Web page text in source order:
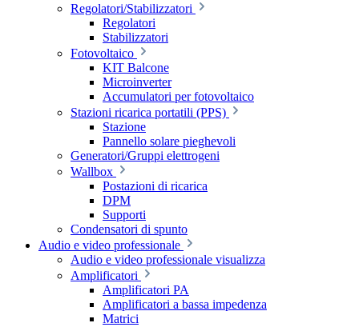
Regolatori/Stabilizzatori
Regolatori
Stabilizzatori
Fotovoltaico
KIT Balcone
Microinverter
Accumulatori per fotovoltaico
Stazioni ricarica portatili (PPS)
Stazione
Pannello solare pieghevoli
Generatori/Gruppi elettrogeni
Wallbox
Postazioni di ricarica
DPM
Supporti
Condensatori di spunto
Audio e video professionale
Audio e video professionale visualizza
Amplificatori
Amplificatori PA
Amplificatori a bassa impedenza
Matrici